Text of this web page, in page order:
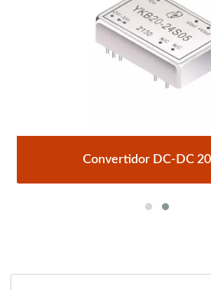
Convertidor DC-DC